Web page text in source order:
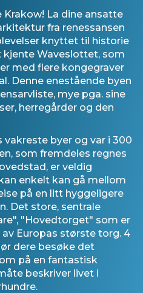
La dine ansatte
fra renessansen
knyttet til historie
kjente Waveslottet, som
med flere kongegraver
Denne enestående byen
mye pga. sine
herregårder og den
vakreste byer og var i 300
som fremdeles regnes
er veldig
enkelt kan gå mellom
på en litt hyggeligere
Det store, sentrale
"Hovedtorget" som er
Europas største torg. 4
dere besøke det
på en fantastisk
beskriver livet i